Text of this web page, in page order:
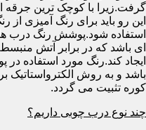
گرفت.زیرا با کوچک ترین جرقه
این رو باید برای رنگ آمیزی
استفاده شود.پوشش رنگ درب
ای باشد که در برابر آتش
ایجاد کند.رنگ مورد استفاده
باشد و به روش
کوره تثبیت می گردد.
چند نوع درب چوبی داریم؟